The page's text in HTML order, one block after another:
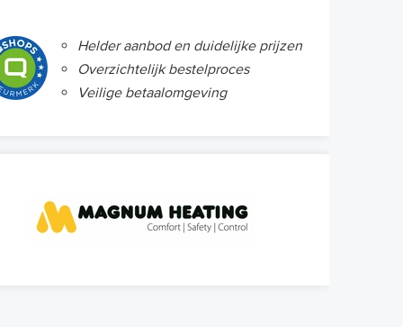
Helder aanbod en duidelijke prijzen
Overzichtelijk bestelproces
Veilige betaalomgeving